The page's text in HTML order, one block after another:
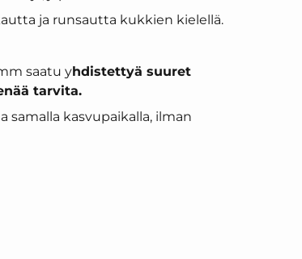
ja runsautta kukkien kielellä.
saatu yhdistettyä suuret
tarvita.
kasvupaikalla, ilman